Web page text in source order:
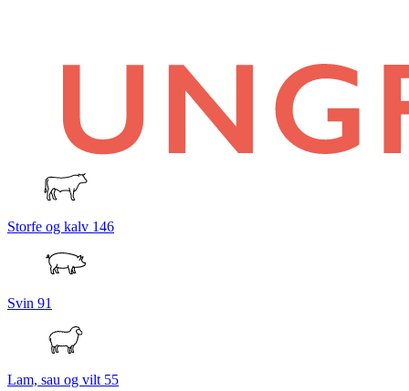
Storfe og kalv 146
Svin 91
Lam, sau og vilt 55